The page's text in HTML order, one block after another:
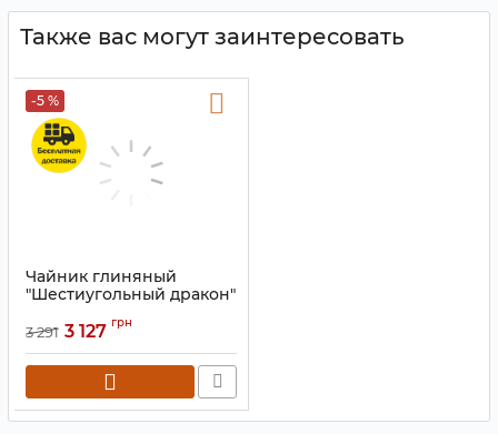
Также вас могут заинтересовать
-5 %
Чайник глиняный
"Шестиугольный дракон"
Артикул: 9200372
3 291 3 127 грн